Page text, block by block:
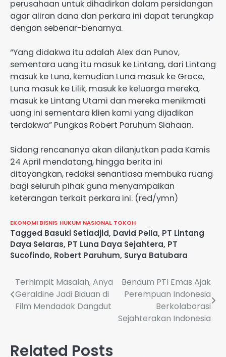
perusahaan untuk dihadirkan dalam persidangan
agar aliran dana dan perkara ini dapat terungkap
dengan sebenar-benarnya.
“Yang didakwa itu adalah Alex dan Punov,
sementara uang itu masuk ke Lintang, dari Lintang
masuk ke Luna, kemudian Luna masuk ke Grace,
Luna masuk ke Lilik, masuk ke keluarga mereka,
masuk ke Lintang Utami dan mereka menikmati
uang ini sementara klien kami yang dijadikan
terdakwa” Pungkas Robert Paruhum Siahaan.
Sidang rencananya akan dilanjutkan pada Kamis
24 April mendatang, hingga berita ini
ditayangkan, redaksi senantiasa membuka ruang
bagi seluruh pihak guna menyampaikan
keterangan terkait perkara ini. (red/ymn)
EKONOMI BISNIS HUKUM NASIONAL TOKOH
Tagged Basuki Setiadjid, David Pella, PT Lintang
Daya Selaras, PT Luna Daya Sejahtera, PT
Sucofindo, Robert Paruhum, Surya Batubara
Navigasi
pos
Terhimpit Masalah, Anya
Geraldine Jadi Biduan di
Film Mendadak Dangdut
Bendum PTI Emas Ajak
Perempuan Indonesia
Berkolaborasi
Sejahterakan Indonesia
Related Posts